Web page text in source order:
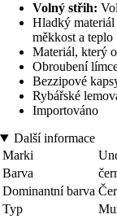
Volný střih:
Hladký materiál
měkkost a teplo
Materiál, který
Obroubení
Bezzipové
Rybářské
Importováno
Další informace
Marki
Barva
Dominantní barva
Typ